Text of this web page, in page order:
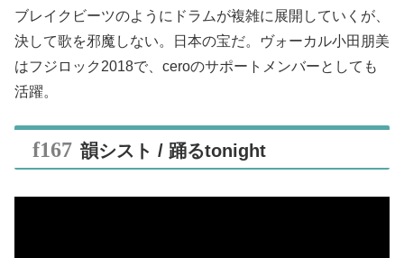
ブレイクビーツのようにドラムが複雑に展開していくが、
決して歌を邪魔しない。日本の宝だ。ヴォーカル小田朋美
はフジロック2018で、ceroのサポートメンバーとしても
活躍。
韻シスト / 踊るtonight